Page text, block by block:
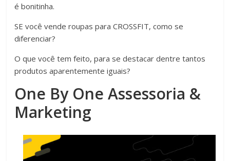
é bonitinha.
SE você vende roupas para CROSSFIT, como se
diferenciar?
O que você tem feito, para se destacar dentre tantos
produtos aparentemente iguais?
One By One Assessoria &
Marketing